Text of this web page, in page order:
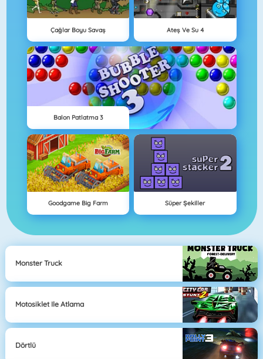
Çağlar Boyu Savaş Ateş Ve Su 4
Balon Patlatma 3
Goodgame Big Farm Süper Şekiller
Monster Truck
Motosiklet Ile Atlama
Dörtlü